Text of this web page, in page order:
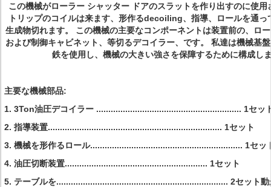
この機械がローラー シャッター ドアのスラットを作り出すのに使用
トリップのコイルは来ます、形作るdecoiling、指導、ロールを通っ
生成物切れます。 この機械の主要なコンポーネントは装置前の、ロ
および制御キャビネット、等切るデコイラー、です。 私達は機械基
鉄を使用し、機械の大きい強さを保障するために構成し
主要な機械部品:
1. 3Ton油圧デコイラー ............................................................ 1セッ
2. 指導装置........................................................................ 1セット
3. 機械を形作るロール............................................................... 1セッ
4. 油圧切断装置........................................................... 1セット
5. テーブルを....................................................................... 2セット